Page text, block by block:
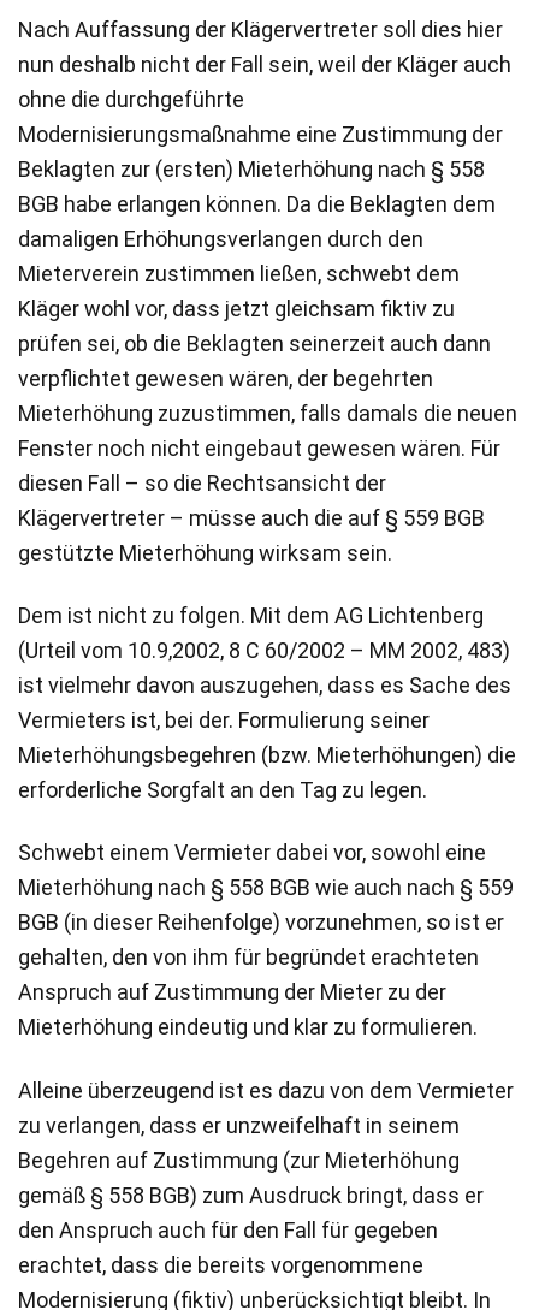
Nach Auffassung der Klägervertreter soll dies hier
nun deshalb nicht der Fall sein, weil der Kläger auch
ohne die durchgeführte
Modernisierungsmaßnahme eine Zustimmung der
Beklagten zur (ersten) Mieterhöhung nach § 558
BGB habe erlangen können. Da die Beklagten dem
damaligen Erhöhungsverlangen durch den
Mieterverein zustimmen ließen, schwebt dem
Kläger wohl vor, dass jetzt gleichsam fiktiv zu
prüfen sei, ob die Beklagten seinerzeit auch dann
verpflichtet gewesen wären, der begehrten
Mieterhöhung zuzustimmen, falls damals die neuen
Fenster noch nicht eingebaut gewesen wären. Für
diesen Fall – so die Rechtsansicht der
Klägervertreter – müsse auch die auf § 559 BGB
gestützte Mieterhöhung wirksam sein.
Dem ist nicht zu folgen. Mit dem AG Lichtenberg
(Urteil vom 10.9,2002, 8 C 60/2002 – MM 2002, 483)
ist vielmehr davon auszugehen, dass es Sache des
Vermieters ist, bei der. Formulierung seiner
Mieterhöhungsbegehren (bzw. Mieterhöhungen) die
erforderliche Sorgfalt an den Tag zu legen.
Schwebt einem Vermieter dabei vor, sowohl eine
Mieterhöhung nach § 558 BGB wie auch nach § 559
BGB (in dieser Reihenfolge) vorzunehmen, so ist er
gehalten, den von ihm für begründet erachteten
Anspruch auf Zustimmung der Mieter zu der
Mieterhöhung eindeutig und klar zu formulieren.
Alleine überzeugend ist es dazu von dem Vermieter
zu verlangen, dass er unzweifelhaft in seinem
Begehren auf Zustimmung (zur Mieterhöhung
gemäß § 558 BGB) zum Ausdruck bringt, dass er
den Anspruch auch für den Fall für gegeben
erachtet, dass die bereits vorgenommene
Modernisierung (fiktiv) unberücksichtigt bleibt. In